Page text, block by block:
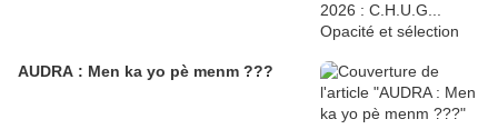
AUDRA : Men ka yo pè menm ???